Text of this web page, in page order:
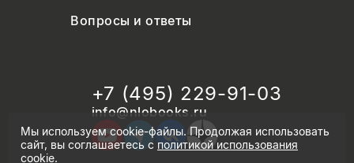
Вопросы и ответы
+7 (495) 229-91-03
info@nlobooks.ru
Мы используем cookie-файлы. Продолжая использовать
сайт, вы соглашаетесь сполитикой использования
cookie.